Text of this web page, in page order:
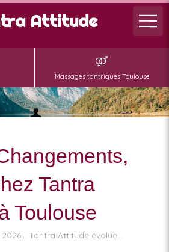
Attitude
Massages tantriques Toulouse
Tantra
Toulouse
2026... Tantra Attitude évolue...